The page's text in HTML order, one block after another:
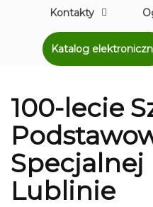
Kontakty
Katalog
100-lecie
Specjalnej
Lublinie